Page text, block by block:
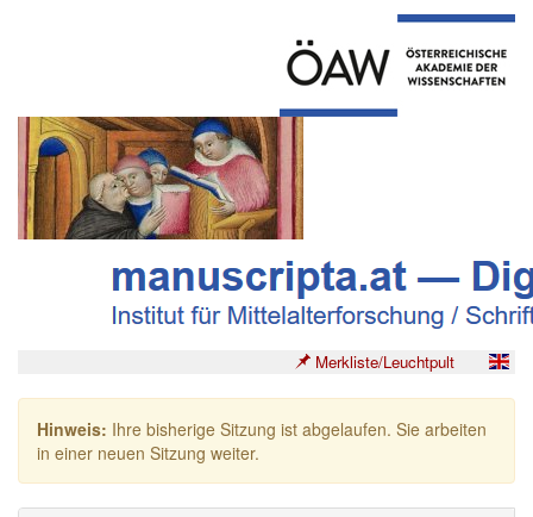
Merkliste/Leuchtpult
Hinweis: Ihre bisherige Sitzung ist abgelaufen. Sie arbeiten
in einer neuen Sitzung weiter.